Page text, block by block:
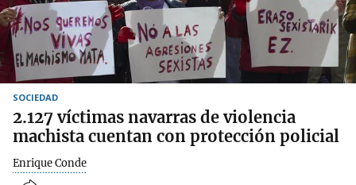
SOCIEDAD
2.127 víctimas navarras de violencia
machista cuentan con protección policial
Enrique Conde